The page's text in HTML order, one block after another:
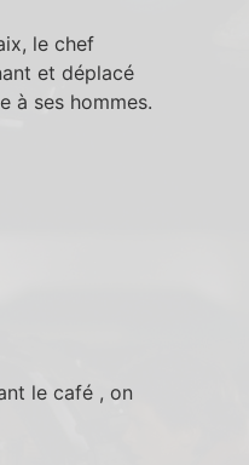
le chef
et déplacé
à ses hommes.
le café , on